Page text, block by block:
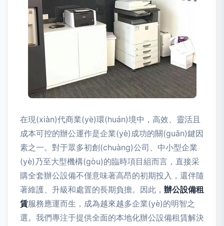
在現(xiàn)代商業(yè)環(huán)境中，高效、靈活且
成本可控的辦公運作是企業(yè)成功的關(guān)鍵因
素之一。對于眾多初創(chuàng)公司、中小型企業
(yè)乃至大型機構(gòu)的臨時項目組而言，直接采
購全套辦公設備不僅意味著高昂的初期投入，還伴隨
著維護、升級和處置的長期負擔。因此， 辦公設備租
賃服務應運而生，成為越來越多企業(yè)的明智之
選。我們專注于提供全面的本地化辦公設備租賃解決